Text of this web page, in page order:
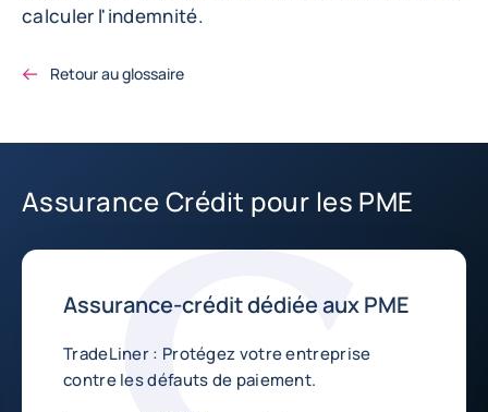
calculer l'indemnité.
Retour au glossaire
Assurance Crédit pour les PME
Assurance-crédit dédiée aux PME
TradeLiner : Protégez votre entreprise
contre les défauts de paiement.